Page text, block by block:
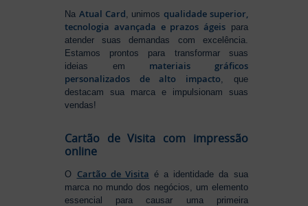
Na Atual Card, unimos qualidade superior,
tecnologia avançada e prazos ágeispara
atender suas demandas com excelência.
Estamos prontos para transformar suas
ideias em materiais gráficos
personalizados de alto impacto, que
destacam sua marca e impulsionam suas
vendas!
Cartão de Visita com impressão
online
O Cartão de Visita é a identidade da sua
marca no mundo dos negócios, um elemento
essencial para causar uma primeira